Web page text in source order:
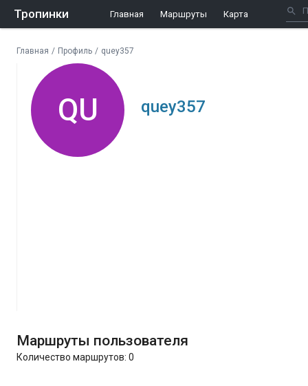
Тропинки Главная Маршруты Карта
Главная / Профиль / quey357
QU quey357
Маршруты пользователя
Количество маршрутов: 0